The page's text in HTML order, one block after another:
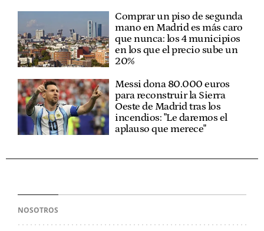
Comprar un piso de segunda
mano en Madrid es más caro
que nunca: los 4 municipios
en los que el precio sube un
20%
Messi dona 80.000 euros
para reconstruir la Sierra
Oeste de Madrid tras los
incendios: "Le daremos el
aplauso que merece"
NOSOTROS